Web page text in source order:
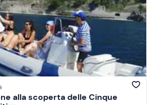
alla scoperta delle Cinque